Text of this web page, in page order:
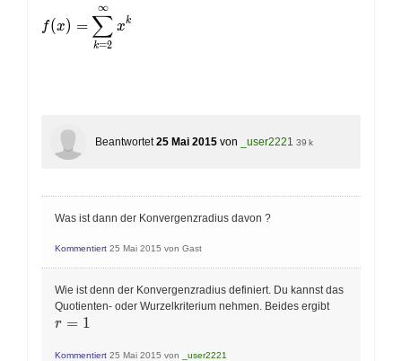
f(x) = \sum_{k=2}^\infty x^k
f(x) =
k=2
∑
∞
xk
Beantwortet 25 Mai 2015 von _user2221 39 k
Was ist dann der Konvergenzradius davon ?
Kommentiert 25 Mai 2015 von Gast
Wie ist denn der Konvergenzradius definiert. Du kannst das
Quotienten- oder Wurzelkriterium nehmen. Beides ergibtr
r = 1
Kommentiert 25 Mai 2015 von _user2221